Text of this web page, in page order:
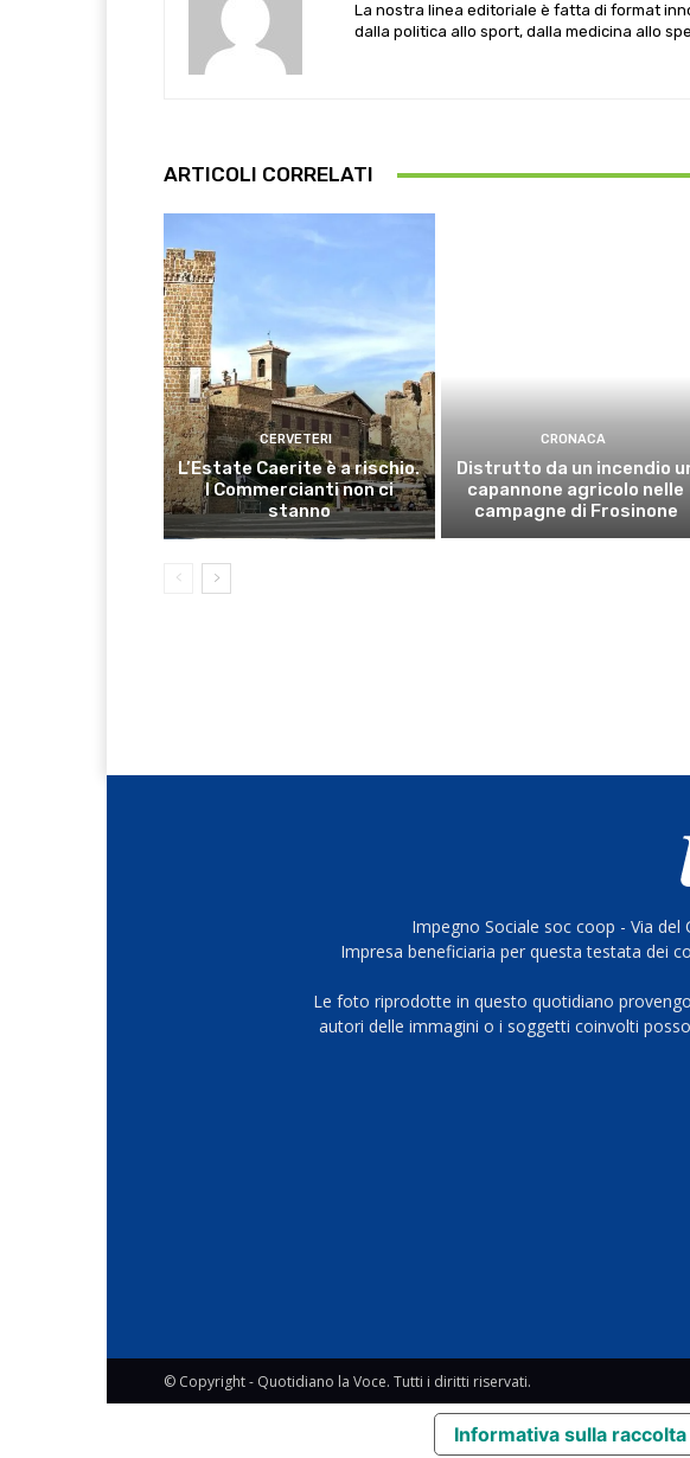
La nostra linea editoriale è fatta di format
dalla politica allo sport, dalla medicina allo
ARTICOLI CORRELATI
CERVETERI
L’Estate Caerite è a rischio.
I Commercianti non ci
stanno
CRONACA
Distrutto da un incendio
capannone agricolo nelle
campagne di Frosinone
Impegno Sociale soc coop - Via del
Impresa beneficiaria per questa testata dei
Le foto riprodotte in questo quotidiano
autori delle immagini o i soggetti coinvolti
© Copyright - Quotidiano la Voce. Tutti i diritti riservati.
Informativa sulla raccolta